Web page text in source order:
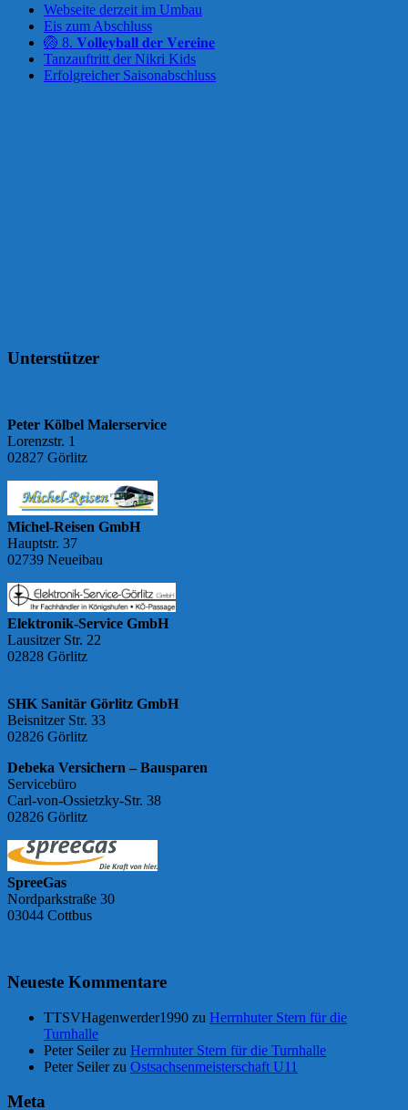
Webseite derzeit im Umbau
Eis zum Abschluss
🏐 8. 𝐕𝐨𝐥𝐥𝐞𝐲𝐛𝐚𝐥𝐥 𝐝𝐞𝐫 𝐕𝐞𝐫𝐞𝐢𝐧𝐞
Tanzauftritt der Nikri Kids
Erfolgreicher Saisonabschluss
Unterstützer
Peter Kölbel Malerservice
Lorenzstr. 1
02827 Görlitz
Michel-Reisen GmbH
Hauptstr. 37
02739 Neueibau
Elektronik-Service GmbH
Lausitzer Str. 22
02828 Görlitz
SHK Sanitär Görlitz GmbH
Beisnitzer Str. 33
02826 Görlitz
Debeka Versichern – Bausparen
Servicebüro
Carl-von-Ossietzky-Str. 38
02826 Görlitz
SpreeGas
Nordparkstraße 30
03044 Cottbus
Neueste Kommentare
TTSVHagenwerder1990 zu Herrnhuter Stern für die
Turnhalle
Peter Seilerzu Herrnhuter Stern für die Turnhalle
Peter Seilerzu Ostsachsenmeisterschaft U11
Meta